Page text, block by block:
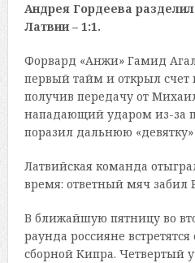
Андрея Гордеева
Латвии – 1:1.
Форвард «Анжи» Гамид
первый тайм и открыл счет
получив передачу от
нападающий ударом из-за
поразил дальнюю «девятку»
Латвийская команда
время: ответный мяч забил
В ближайшую пятницу во
раунда россияне
сборной Кипра. Четвертый